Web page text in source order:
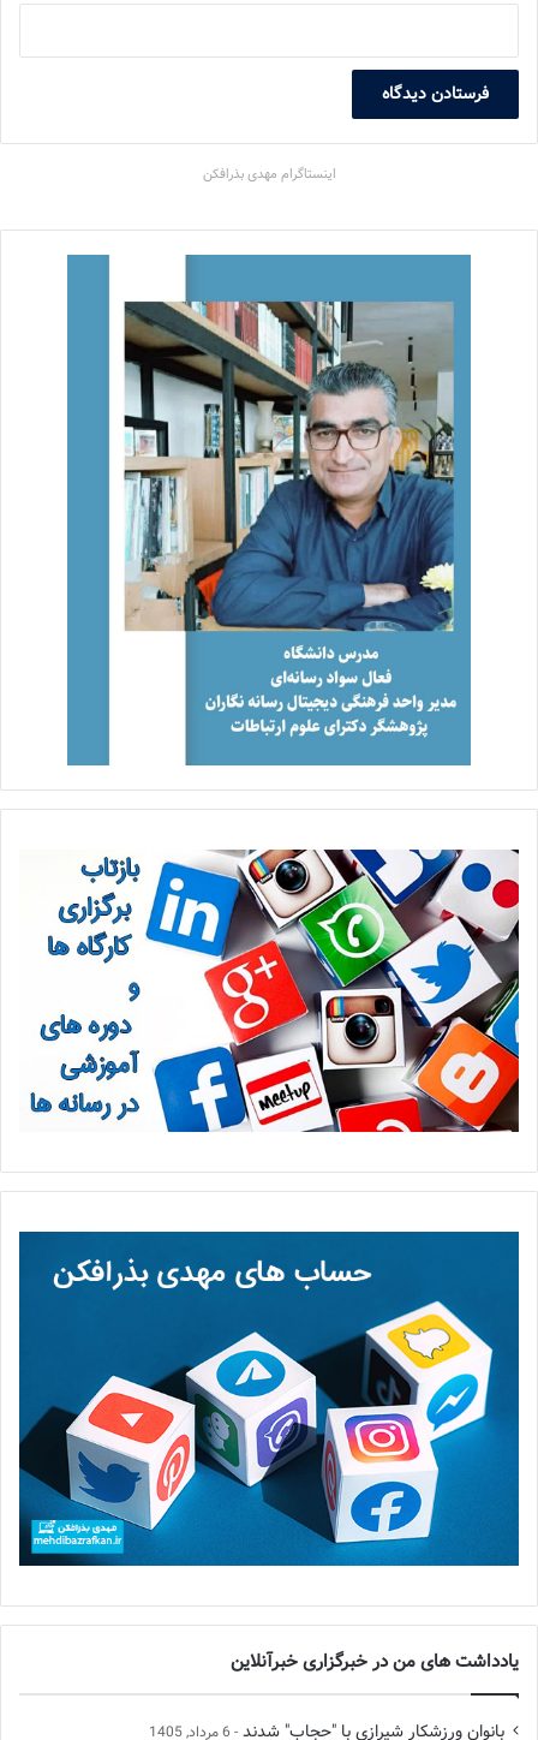
اینستاگرام مهدی بذرافکن
یادداشت های من در خبرگزاری خبرآنلاین
بانوان ورزشکار شیرازی با "حجاب" شدند 6 مرداد, 1405